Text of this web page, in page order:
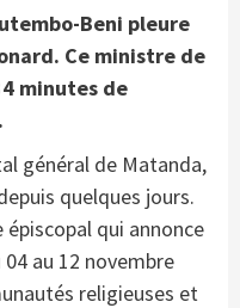
Beni pleure
Ce ministre de
minutes de
général de Matanda,
quelques jours.
qui annonce
au 12 novembre
religieuses et